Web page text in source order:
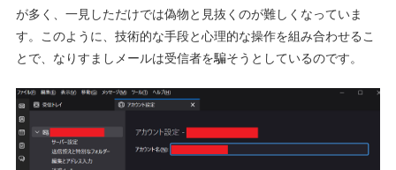
が多く、一見しただけでは偽物と見抜くのが難しくなっていま
す。このように、技術的な手段と心理的な操作を組み合わせるこ
とで、なりすましメールは受信者を騙そうとしているのです。